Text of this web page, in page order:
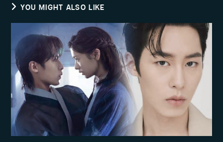
YOU MIGHT ALSO LIKE